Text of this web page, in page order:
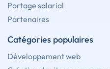
Portage salarial
Partenaires
Catégories populaires
Développement web